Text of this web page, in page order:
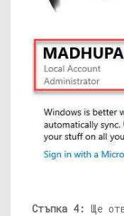
Стъпка 4: Ще